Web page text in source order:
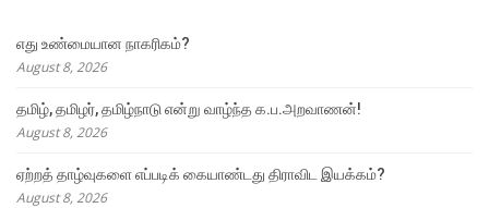
எது உண்மையான நாகரிகம்?
August 8, 2026
தமிழ், தமிழர், தமிழ்நாடு என்று வாழ்ந்த க.ப.அறவாணன்!
August 8, 2026
ஏற்றத் தாழ்வுகளை எப்படிக் கையாண்டது திராவிட இயக்கம்?
August 8, 2026